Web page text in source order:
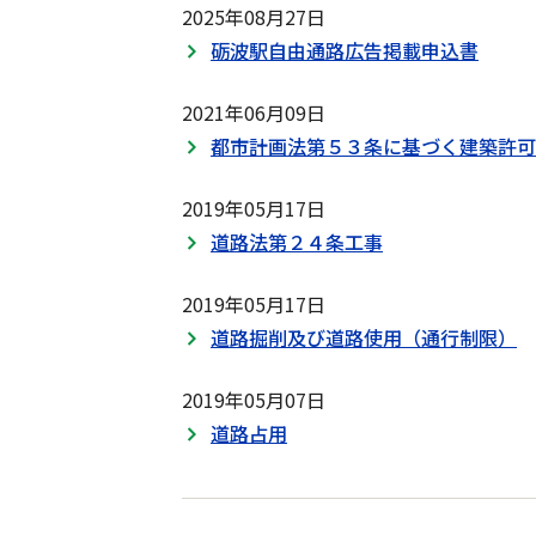
2025年08月27日
砺波駅自由通路広告掲載申込書
2021年06月09日
都市計画法第５３条に基づく建築許
2019年05月17日
道路法第２４条工事
2019年05月17日
道路掘削及び道路使用（通行制限）
2019年05月07日
道路占用